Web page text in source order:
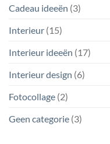
Cadeau ideeën (3)
Interieur (15)
Interieur ideeën (17)
Interieur design (6)
Fotocollage (2)
Geen categorie (3)